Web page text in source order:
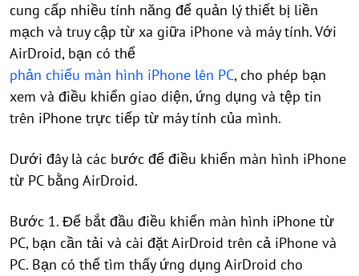
cung cấp nhiều tính năng để quản lý thiết bị liền
mạch và truy cập từ xa giữa iPhone và máy tính. Với
AirDroid, bạn có thể
phản chiếu màn hình iPhone lên PC, cho phép bạn
xem và điều khiển giao diện, ứng dụng và tệp tin
trên iPhone trực tiếp từ máy tính của mình.
Dưới đây là các bước để điều khiển màn hình iPhone
từ PC bằng AirDroid.
Bước 1. Để bắt đầu điều khiển màn hình iPhone từ
PC, bạn cần tải và cài đặt AirDroid trên cả iPhone và
PC. Bạn có thể tìm thấy ứng dụng AirDroid cho